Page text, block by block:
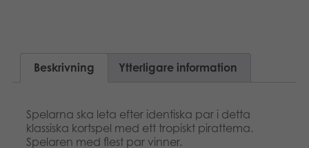
Beskrivning Ytterligare information
Spelarna ska leta efter identiska par i detta
klassiska kortspel med ett tropiskt pirattema.
Spelaren med flest par vinner.